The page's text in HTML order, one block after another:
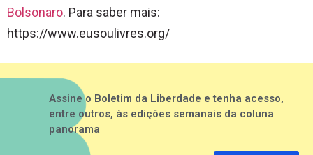
Bolsonaro. Para saber mais:
https://www.eusoulivres.org/
Assine o Boletim da Liberdade e tenha acesso,
entre outros, às edições semanais da coluna
panorama